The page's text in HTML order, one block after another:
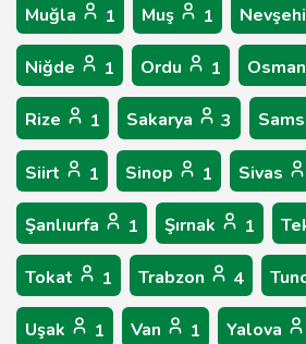
Muğla 1 Muş 1
Niğde 1 Ordu 1
Rize 1 Sakarya 3
Siirt 1 Sinop 1 Sivas
Şanlıurfa 1 Şırnak 1
Tokat 1 Trabzon 4
Uşak 1 Van 1 Yalova